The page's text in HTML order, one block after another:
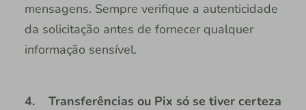
mensagens. Sempre verifique a autenticidade
da solicitação antes de fornecer qualquer
informação sensível.
4. Transferências ou Pix só se tiver certeza